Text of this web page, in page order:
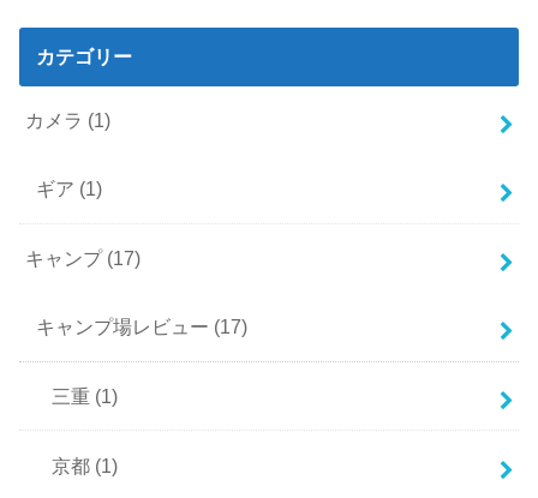
カテゴリー
カメラ (1)
ギア (1)
キャンプ (17)
キャンプ場レビュー (17)
三重 (1)
京都 (1)